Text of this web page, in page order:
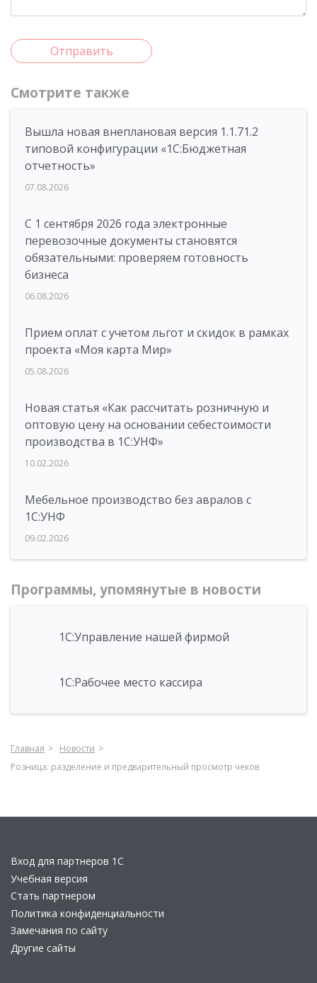
Отправить
Смотрите также
Вышла новая внеплановая версия 1.1.71.2
типовой конфигурации «1C:Бюджетная
отчетность»
07.08.2026
С 1 сентября 2026 года электронные
перевозочные документы становятся
обязательными: проверяем готовность
бизнеса
06.08.2026
Прием оплат с учетом льгот и скидок в рамках
проекта «Моя карта Мир»
05.08.2026
Новая статья «Как рассчитать розничную и
оптовую цену на основании себестоимости
производства в 1С:УНФ»
10.02.2026
Мебельное производство без авралов с
1С:УНФ
09.02.2026
Программы, упомянутые в новости
1С:Управление нашей фирмой
1С:Рабочее место кассира
Главная
Новости
Розница: разделение и предварительный просмотр чеков
Вход для партнеров 1С
Учебная версия
Стать партнером
Политика конфиденциальности
Замечания по сайту
Другие сайты